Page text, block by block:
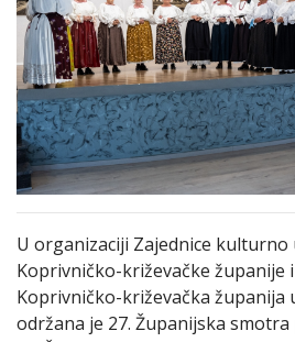
U organizaciji Zajednice
Koprivničko-križevačke županije
Koprivničko-križevačka županija
održana je 27. Županijska